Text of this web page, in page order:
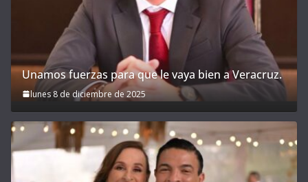
Unamos fuerzas para que le vaya bien a Veracruz.
lunes 8 de diciembre de 2025